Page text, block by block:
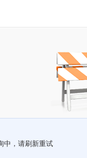
中，请刷新重试